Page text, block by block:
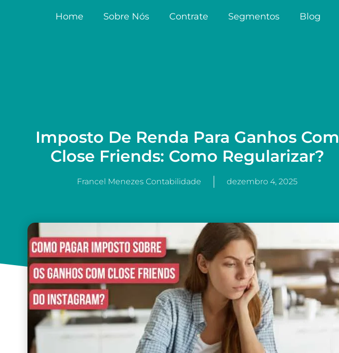
Home Sobre Nós Contrate Segmentos Blog
Imposto De Renda Para Ganhos Com
Close Friends: Como Regularizar?
Francel Menezes Contabilidade dezembro 4, 2025